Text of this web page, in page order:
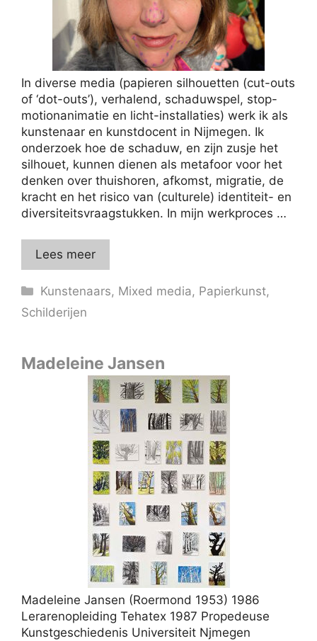
In diverse media (papieren silhouetten (cut-outs
of ‘dot-outs’), verhalend, schaduwspel, stop-
motionanimatie en licht-installaties) werk ik als
kunstenaar en kunstdocent in Nijmegen. Ik
onderzoek hoe de schaduw, en zijn zusje het
silhouet, kunnen dienen als metafoor voor het
denken over thuishoren, afkomst, migratie, de
kracht en het risico van (culturele) identiteit- en
diversiteitsvraagstukken. In mijn werkproces …
Lees meer
Categorieën
Kunstenaars, Mixed media, Papierkunst,
Schilderijen
Madeleine Jansen
Madeleine Jansen (Roermond 1953) 1986
Lerarenopleiding Tehatex 1987 Propedeuse
Kunstgeschiedenis Universiteit Njmegen